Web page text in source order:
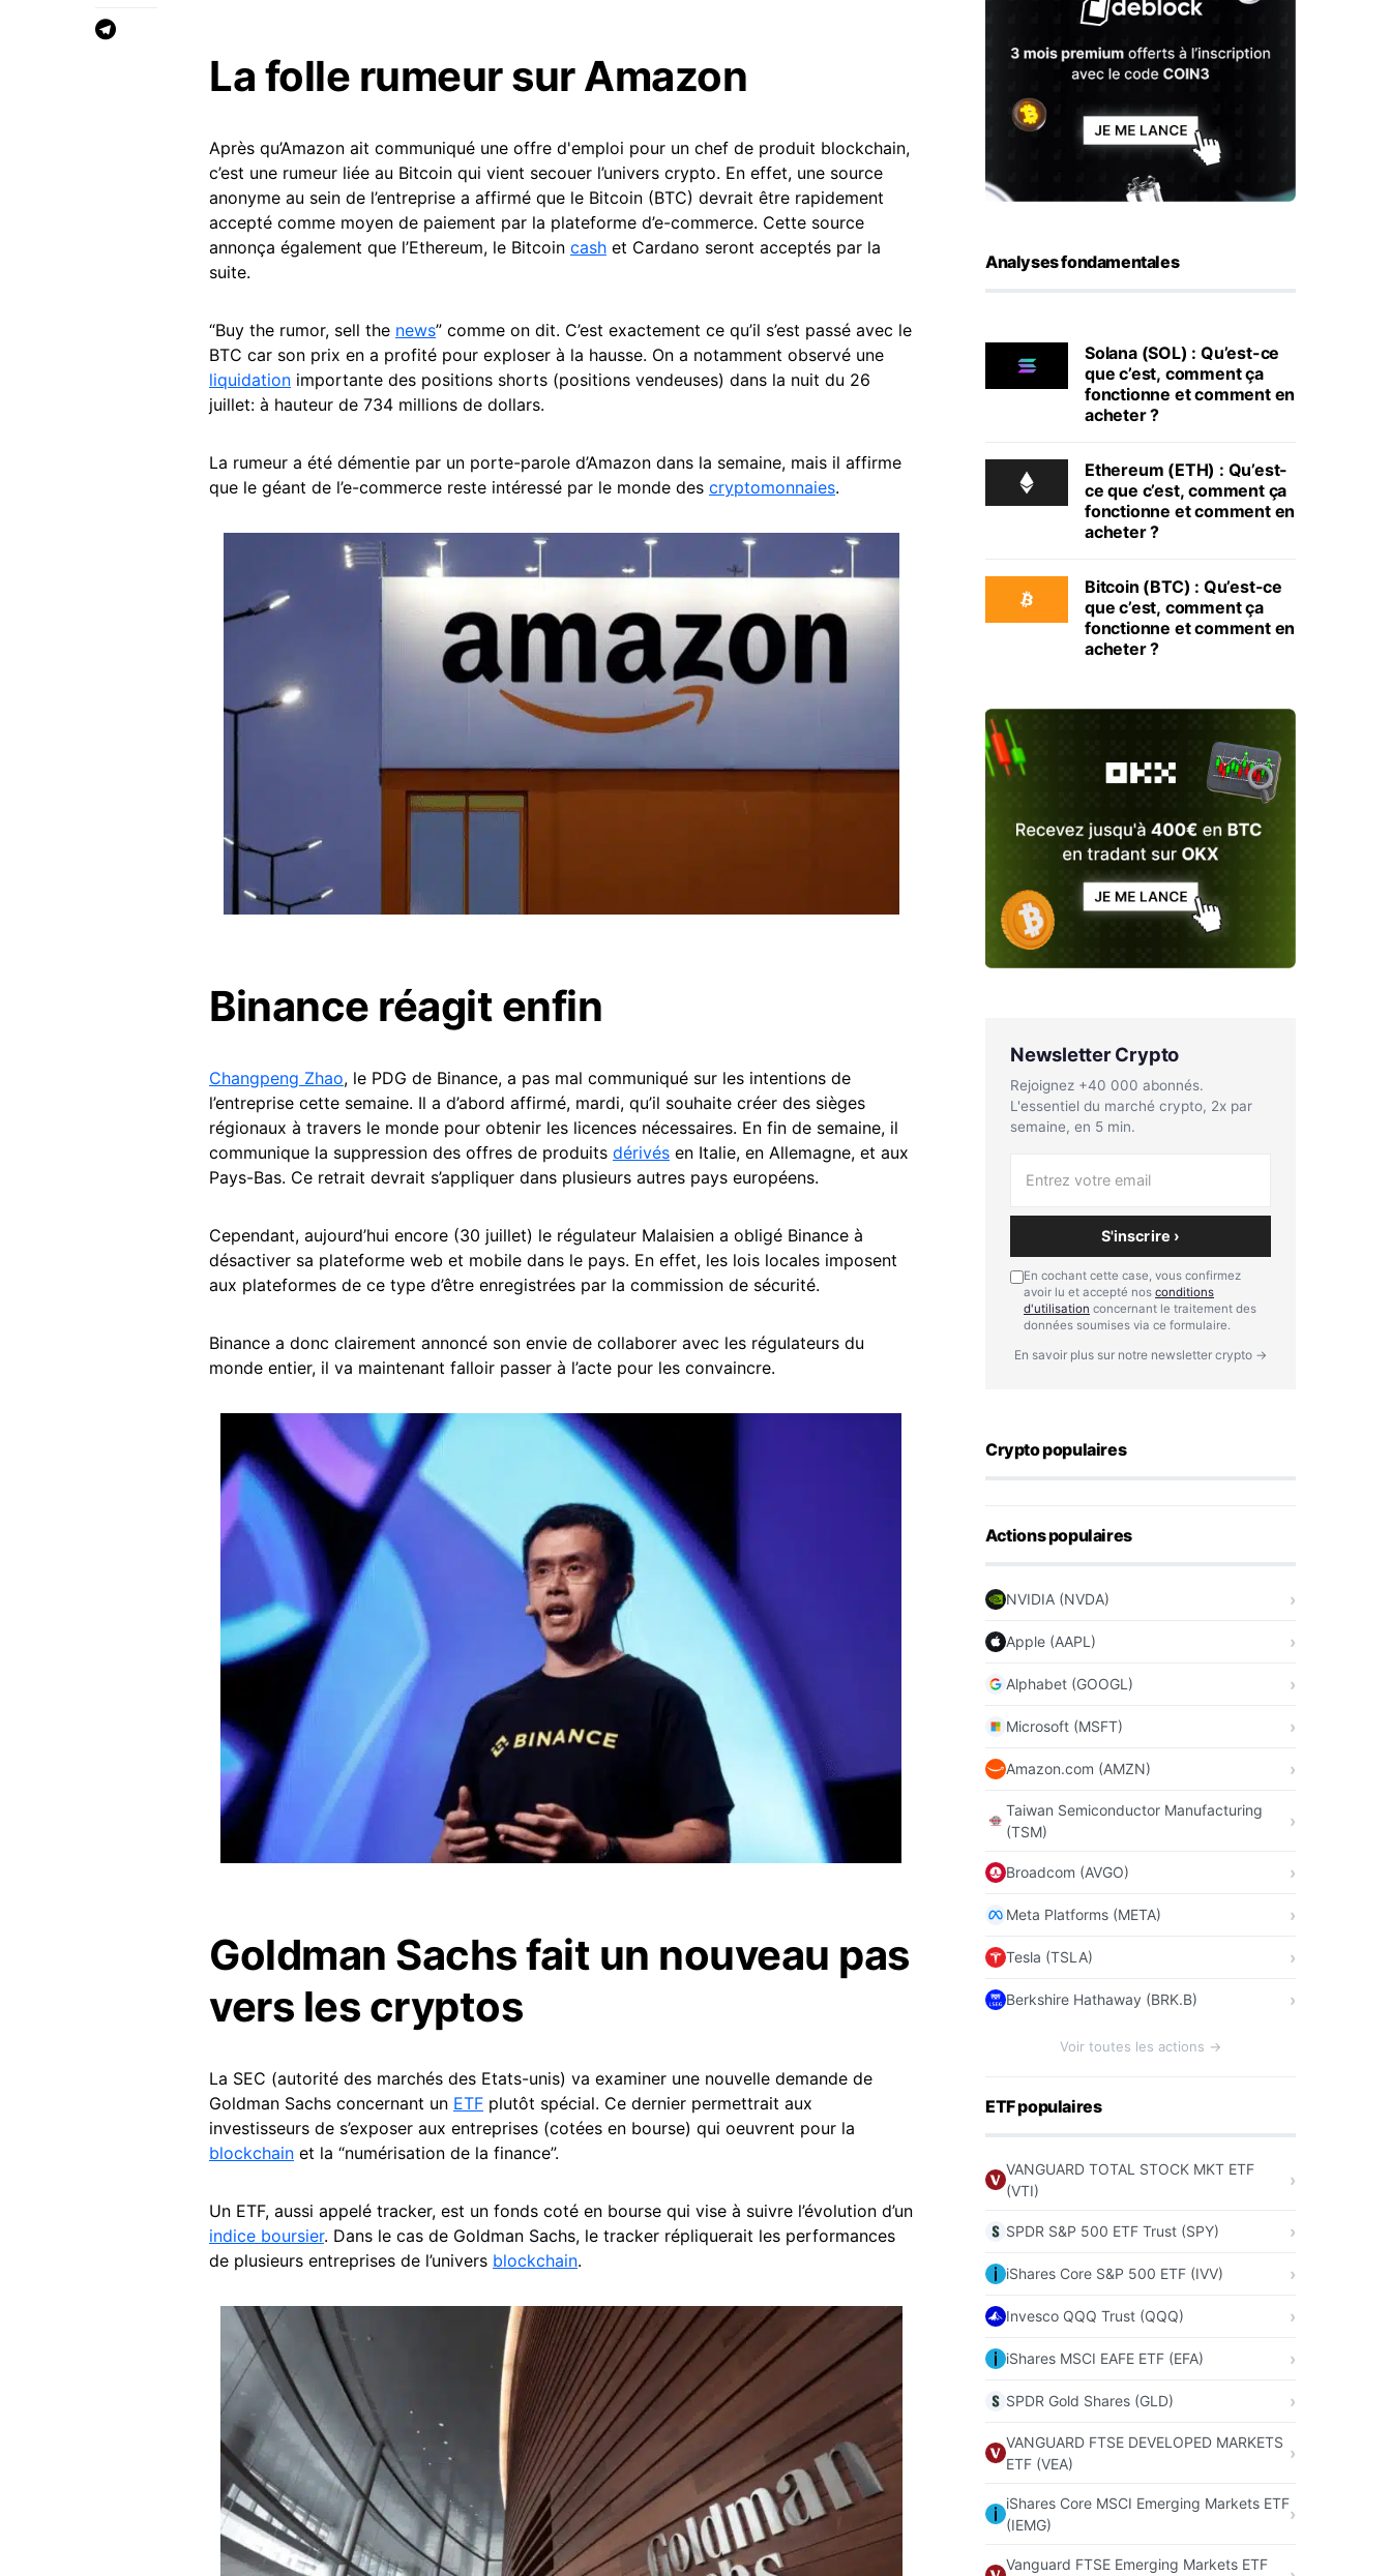
La folle rumeur sur Amazon
Après qu’Amazon ait communiqué une offre d'emploi pour un chef de produit blockchain,
c’est une rumeur liée au Bitcoin qui vient secouer l’univers crypto. En effet, une source
anonyme au sein de l’entreprise a affirmé que le Bitcoin (BTC) devrait être rapidement
accepté comme moyen de paiement par la plateforme d’e-commerce. Cette source
annonça également que l’Ethereum, le Bitcoin cash et Cardano seront acceptés par la
suite.
“Buy the rumor, sell the news” comme on dit. C’est exactement ce qu’il s’est passé avec le
BTC car son prix en a profité pour exploser à la hausse. On a notamment observé une
liquidation importante des positions shorts (positions vendeuses) dans la nuit du 26
juillet: à hauteur de 734 millions de dollars.
La rumeur a été démentie par un porte-parole d’Amazon dans la semaine, mais il affirme
que le géant de l’e-commerce reste intéressé par le monde des cryptomonnaies.
Binance réagit enfin
Changpeng Zhao, le PDG de Binance, a pas mal communiqué sur les intentions de
l’entreprise cette semaine. Il a d’abord affirmé, mardi, qu’il souhaite créer des sièges
régionaux à travers le monde pour obtenir les licences nécessaires. En fin de semaine, il
communique la suppression des offres de produits dérivés en Italie, en Allemagne, et aux
Pays-Bas. Ce retrait devrait s’appliquer dans plusieurs autres pays européens.
Cependant, aujourd’hui encore (30 juillet) le régulateur Malaisien a obligé Binance à
désactiver sa plateforme web et mobile dans le pays. En effet, les lois locales imposent
aux plateformes de ce type d’être enregistrées par la commission de sécurité.
Binance a donc clairement annoncé son envie de collaborer avec les régulateurs du
monde entier, il va maintenant falloir passer à l’acte pour les convaincre.
Goldman Sachs fait un nouveau pas
vers les cryptos
La SEC (autorité des marchés des Etats-unis) va examiner une nouvelle demande de
Goldman Sachs concernant un ETF plutôt spécial. Ce dernier permettrait aux
investisseurs de s’exposer aux entreprises (cotées en bourse) qui oeuvrent pour la
blockchain et la “numérisation de la finance”.
Un ETF, aussi appelé tracker, est un fonds coté en bourse qui vise à suivre l’évolution d’un
indice boursier. Dans le cas de Goldman Sachs, le tracker répliquerait les performances
de plusieurs entreprises de l’univers blockchain.
Analyses fondamentales
Solana (SOL) : Qu’est-ce
que c’est, comment ça
fonctionne et comment en
acheter ?
Ethereum (ETH) : Qu’est-
ce que c’est, comment ça
fonctionne et comment en
acheter ?
Bitcoin (BTC) : Qu’est-ce
que c’est, comment ça
fonctionne et comment en
acheter ?
Newsletter Crypto
Rejoignez +40 000 abonnés.
L'essentiel du marché crypto, 2x par
semaine, en 5 min.
S'inscrire ›
En cochant cette case, vous confirmez
avoir lu et accepté nos conditions
d'utilisation concernant le traitement des
données soumises via ce formulaire.
En savoir plus sur notre newsletter crypto →
Crypto populaires
Actions populaires
NVIDIA (NVDA)
Apple (AAPL)
Alphabet (GOOGL)
Microsoft (MSFT)
Amazon.com (AMZN)
Taiwan Semiconductor Manufacturing
(TSM)
Broadcom (AVGO)
Meta Platforms (META)
Tesla (TSLA)
Berkshire Hathaway (BRK.B)
Voir toutes les actions →
ETF populaires
VANGUARD TOTAL STOCK MKT ETF
(VTI)
SPDR S&P 500 ETF Trust (SPY)
iShares Core S&P 500 ETF (IVV)
Invesco QQQ Trust (QQQ)
iShares MSCI EAFE ETF (EFA)
SPDR Gold Shares (GLD)
VANGUARD FTSE DEVELOPED MARKETS
ETF (VEA)
iShares Core MSCI Emerging Markets ETF
(IEMG)
Vanguard FTSE Emerging Markets ETF